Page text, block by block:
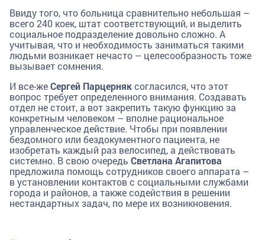
Ввиду того, что больница сравнительно небольшая –
всего 240 коек, штат соответствующий, и выделить
социальное подразделение довольно сложно. А
учитывая, что и необходимость заниматься такими
людьми возникает нечасто – целесообразность тоже
вызывает сомнения.
И все-жеСергей Парцерняксогласился, что этот
вопрос требует определенного внимания. Создавать
отдел не стоит, а вот закрепить такую функцию за
конкретным человеком – вполне рациональное
управленческое действие. Чтобы при появлении
бездомного или бездокументного пациента, не
изобретать каждый раз велосипед, а действовать
системно. В свою очередь Светлана Агапитова
предложила помощь сотрудников своего аппарата –
в установлении контактов с социальными службами
города и районов, а также содействия в решении
нестандартных задач, по мере их возникновения.